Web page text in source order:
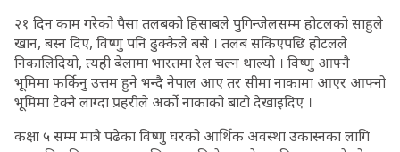
२१ दिन काम गरेको पैसा तलबको हिसाबले पुगिन्जेलसम्म होटलको साहुले
खान, बस्न दिए, विष्णु पनि ढुक्कैले बसे । तलब सकिएपछि होटलले
निकालिदियो, त्यही बेलामा भारतमा रेल चल्न थाल्यो । विष्णु आफ्नै
भूमिमा फर्किनु उत्तम हुने भन्दै नेपाल आए तर सीमा नाकामा आएर आफ्नो
भूमिमा टेक्नै लाग्दा प्रहरीले अर्काे नाकाको बाटो देखाइदिए ।
कक्षा ५ सम्म मात्रै पढेका विष्णु घरको आर्थिक अवस्था उकास्नका लागि